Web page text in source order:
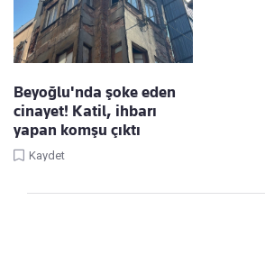
Beyoğlu'nda şoke eden
cinayet! Katil, ihbarı
yapan komşu çıktı
Kaydet